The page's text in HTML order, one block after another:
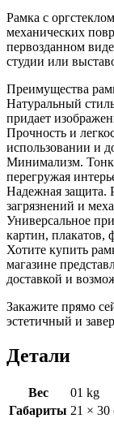
Рамка с
механических
первозданном
студии или
Преимущества
Натуральный
придает
Прочность и
использовании и
Минимализм.
перегружая
Надежная защита.
загрязнений и
Универсальное
картин, плакатов,
Хотите купить
магазине
доставкой и
Закажите прямо
эстетичный и
Детали
Вес
01 kg
Габариты 21 × 30